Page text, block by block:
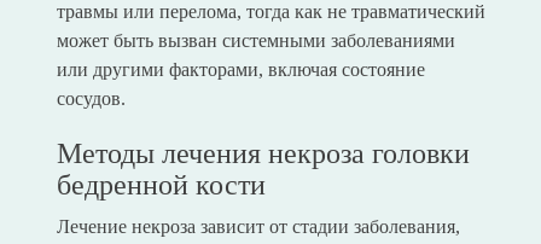
травмы или перелома, тогда как не травматический
может быть вызван системными заболеваниями
или другими факторами, включая состояние
сосудов.
Методы лечения некроза головки
бедренной кости
Лечение некроза зависит от стадии заболевания,